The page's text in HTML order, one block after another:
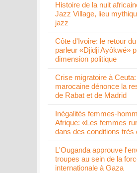
Histoire de la nuit
Jazz Village, lieu
jazz
Côte d'Ivoire: le retour
parleur «Djidji Ayôkwé»
dimension politique
Crise migratoire à
marocaine dénonce la
de Rabat et de Madrid
Inégalités femmes-
Afrique: «Les femmes
dans des conditions très
L'Ouganda approuve
troupes au sein de la
internationale à Gaza